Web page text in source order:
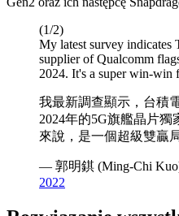
(1/2)
My latest survey indicates
supplier of Qualcomm
2024. It's a super win-win
我最新調查顯示，台積
2024年的5G旗艦晶片獨
來說，是一個超級雙贏
— 郭明錤 (Ming-Chi
2022